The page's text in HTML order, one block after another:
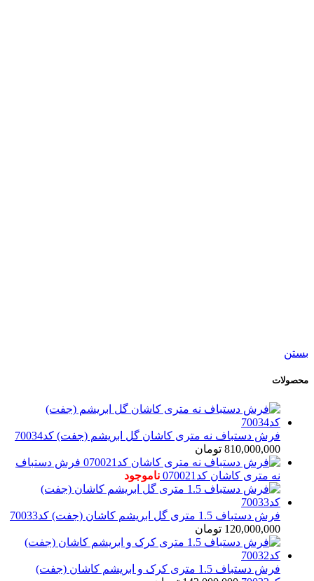
بستن
محصولات
فرش دستباف نه متری کاشان گل ابریشم (جفت) کد70034
810,000,000 تومان
فرش دستباف
نه متری کاشان کد070021
ناموجود
فرش دستباف 1.5 متری گل ابریشم کاشان (جفت) کد70033
120,000,000 تومان
فرش دستباف 1.5 متری کرک و ابریشم کاشان (جفت)